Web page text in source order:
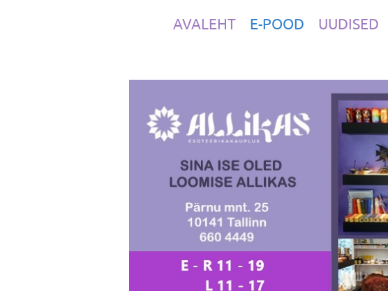
AVALEHT E-POOD UUDISED